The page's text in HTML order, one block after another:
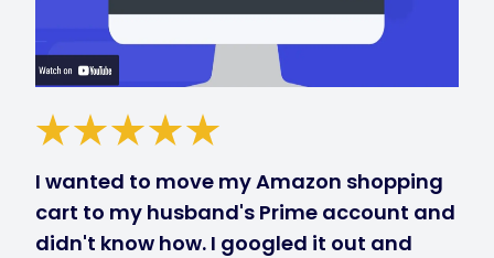
I wanted to move my Amazon shopping
cart to my husband's Prime account and
didn't know how. I googled it out and